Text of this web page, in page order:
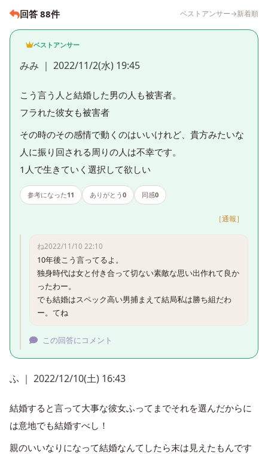
回答 88件 ベストアンサー→新着順
ベストアンサー
みみ ｜ 2022/11/2(水) 19:45
こう言う人と結婚した男の人も被害者。
フラれた彼女も被害者
その時のその感情で動くのはいいけれど、貴方みたいな
人に振り回される周りの人は不幸です。
1人で生きていく選択して欲しい
参考になった11 ありがとう 0 同感0
［通報］
ね2022/11/10 22:10
10年後こう言ってるよ。
独身時代は女と付き合って切ない素敵な思い出作れて良か
ったわー。
でも結婚はスペック高い男捕まえて結局私は勝ち組だわ
ー。てね
この回答にコメント
ふ ｜ 2022/12/10(土) 16:43
結婚すると言って大事な彼女ふってまでそれを選んだからに
は意地でも結婚すべし！
親のいいなりになって結婚なんてしたら末は見えたもんです